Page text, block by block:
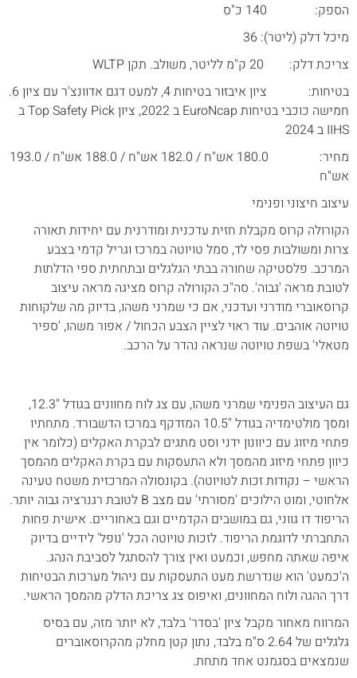
הספק: 140 כ"ס
מיכל דלק (ליטר): 36
צריכת דלק: 20 ק"מ לליטר, משולב. תקן WLTP
בטיחות: ציון איבזור בטיחות 4, למעט דגם אדוונצ'ר עם ציון 6.
חמישה כוכבי בטיחות EuroNcap ב 2022, ציון Top Safety Pick ב
IIHS ב 2024
מחיר: 180.0 אש"ח / 182.0 אש"ח / 188.0 אש"ח / 193.0
אש"ח
עיצוב חיצוני ופנימי
הקורולה קרוס מקבלת חזית עדכנית ומודרנית עם יחידות תאורה
צרות ומשולבות פסי לד, סמל טויוטה במרכז וגריל קדמי בצבע
המרכב. פלסטיקה שחורה בבתי הגלגלים ובתחתית ספי הדלתות
לטובת מראה 'גבוה'. סה"כ הקורולה קרוס מציגה מראה עיצוב
קרוסאוברי מודרני ועדכני, אם כי שמרני משהו, בדיוק מה שלקוחות
טויוטה אוהבים. עוד ראוי לציין הצבע הכחול / אפור משהו, 'ספיר
מטאלי' בשפת טויוטה שנראה נהדר על הרכב.
גם העיצוב הפנימי שמרני משהו, עם צג לוח מחוונים בגודל "12.3,
ומסך מולטימדיה בגודל "10.5 המזדקף במרכז הדשבורד. מתחתיו
פתחי מיזוג עם כיוונון ידני וסט מתגים לבקרת האקלים (כלומר אין
כיוון פתחי מיזוג מהמסך ולא התעסקות עם בקרת האקלים מהמסך
הראשי – נקודות זכות לטויוטה). בקונסולה המרכזית משטח טעינה
אלחוטי, ומוט הילוכים 'מסורתי' עם מצב B לטובת רגנרציה גבוה יותר.
הריפוד דו גווני, גם במושבים הקדמיים וגם באחוריים. אישית פחות
התחברתי לדוגמת הריפוד. לזכות טויוטה הכל 'נופל' לידיים בדיוק
איפה שאתה מחפש, וכמעט ואין צורך להסתגל לסביבת הנהג.
ה'כמעט' הוא שנדרשת מעט התעסקות עם ניהול מערכות הבטיחות
דרך ההגה ולוח המחוונים, ואיפוס צג צריכת הדלק מהמסך הראשי.
המרווח מאחור מקבל ציון 'בסדר' בלבד, לא יותר מזה, עם בסיס
גלגלים של 2.64 ס"מ בלבד, נתון קטן מחלק מהקרוסאוברים
שנמצאים בסגמנט אחד מתחת.